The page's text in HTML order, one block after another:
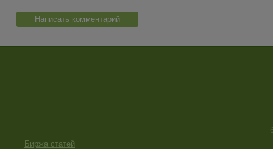
Написать комментарий
Биржа статей